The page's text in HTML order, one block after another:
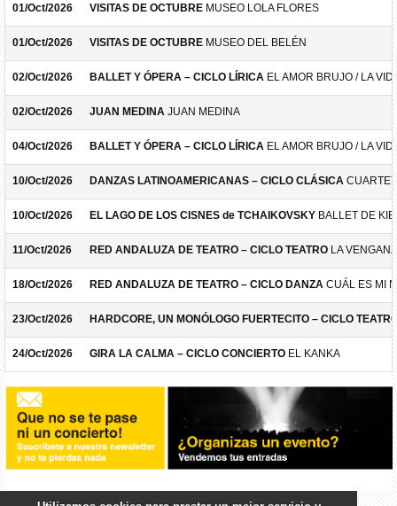
01/Oct/2026 VISITAS DE OCTUBRE MUSEO LOLA FLORES
01/Oct/2026 VISITAS DE OCTUBRE MUSEO DEL BELÉN
02/Oct/2026 BALLET Y ÓPERA – CICLO LÍRICA EL AMOR BRUJO / LA
02/Oct/2026 JUAN MEDINA JUAN MEDINA
04/Oct/2026 BALLET Y ÓPERA – CICLO LÍRICA EL AMOR BRUJO / LA
10/Oct/2026 DANZAS LATINOAMERICANAS – CICLO CLÁSICA
10/Oct/2026 EL LAGO DE LOS CISNES de TCHAIKOVSKY BALLET DE
11/Oct/2026 RED ANDALUZA DE TEATRO – CICLO TEATRO LA
18/Oct/2026 RED ANDALUZA DE TEATRO – CICLO DANZA CUÁL ES MI
23/Oct/2026 HARDCORE, UN MONÓLOGO FUERTECITO – CICLO
24/Oct/2026 GIRA LA CALMA – CICLO CONCIERTO EL KANKA